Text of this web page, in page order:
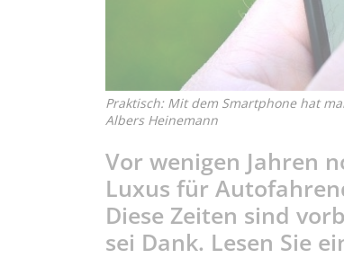
Praktisch: Mit dem Smartphone hat
Albers Heinemann
Vor wenigen Jahren
Luxus für
Diese Zeiten sind
sei Dank. Lesen Sie